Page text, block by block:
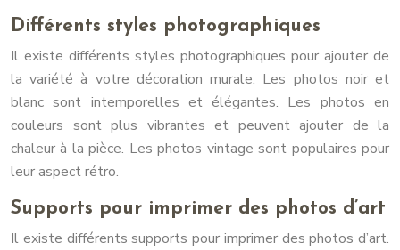
Différents styles photographiques
Il existe différents styles photographiques pour ajouter de
la variété à votre décoration murale. Les photos noir et
blanc sont intemporelles et élégantes. Les photos en
couleurs sont plus vibrantes et peuvent ajouter de la
chaleur à la pièce. Les photos vintage sont populaires pour
leur aspect rétro.
Supports pour imprimer des photos d’art
Il existe différents supports pour imprimer des photos d’art.